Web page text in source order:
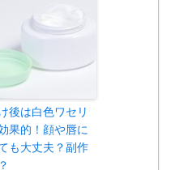
後は白色ワセリ
果的！顔や唇に
も大丈夫？副作